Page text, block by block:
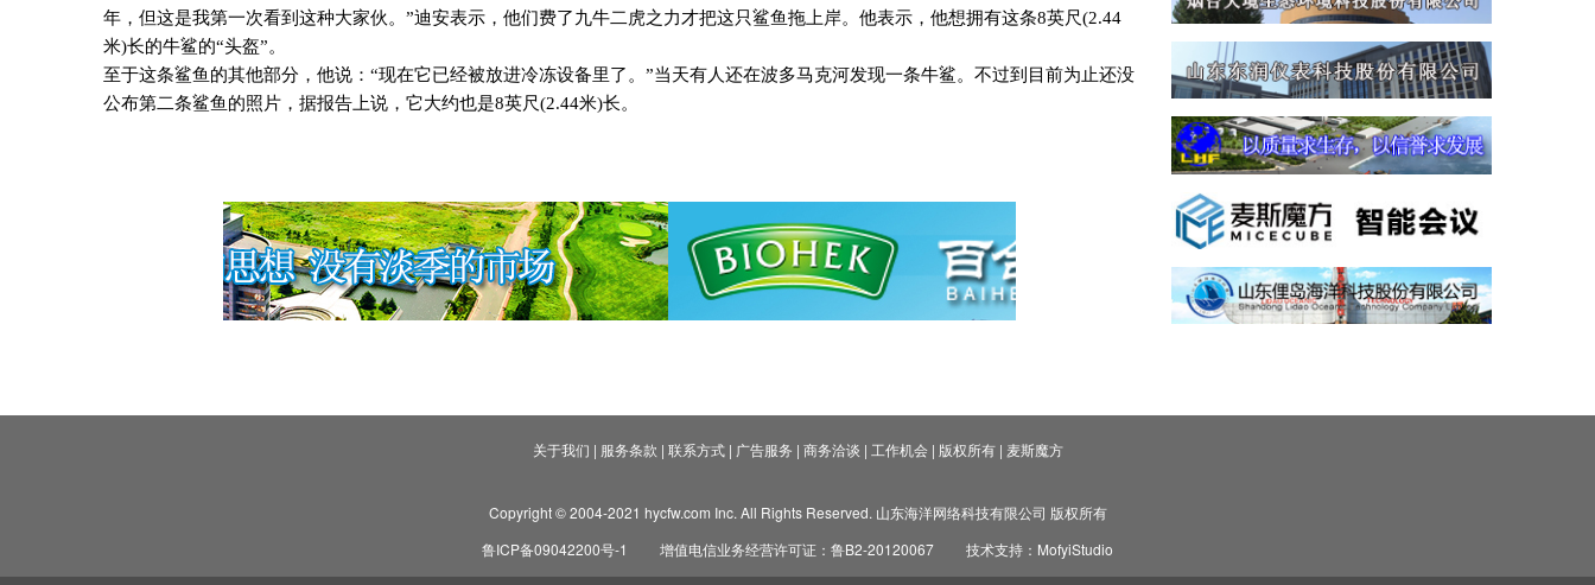
年，但这是我第一次看到这种大家伙。”迪安表示，他们费了九牛二虎之力才把这只鲨鱼拖上岸。他表示，他想拥有这条8英尺(2.44
米)长的牛鲨的“头盔”。
至于这条鲨鱼的其他部分，他说：“现在它已经被放进冷冻设备里了。”当天有人还在波多马克河发现一条牛鲨。不过到目前为止还没
公布第二条鲨鱼的照片，据报告上说，它大约也是8英尺(2.44米)长。
关于我们 | 服务条款 | 联系方式| 广告服务 | 商务洽谈 | 工作机会| 版权所有| 麦斯魔方
Copyright © 2004-2021 hycfw.com Inc. All Rights Reserved. 山东海洋网络科技有限公司 版权所有
鲁ICP备09042200号-1
增值电信业务经营许可证：鲁B2-20120067 技术支持：MofyiStudio